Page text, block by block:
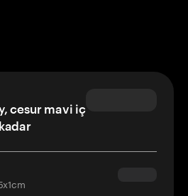
cesur mavi iç